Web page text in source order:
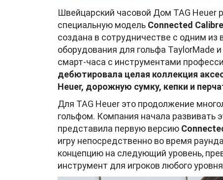
Швейцарский часовой Дом TAG Heuer
специальную модель Connected
создана в сотрудничестве с одним
оборудования для гольфа TaylorMade
смарт-часа с инструментами
дебютировала целая коллекция
Heuer, дорожную сумку, кепки и
Для TAG Heuer это продолжение
гольфом. Компания начала развивать
представила первую версию
игру непосредственно во время
концепцию на следующий уровень,
инструмент для игроков любого